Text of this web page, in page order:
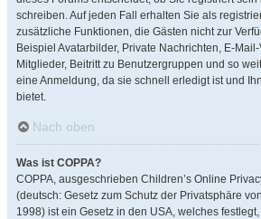
schreiben. Auf jeden Fall erhalten Sie als
zusätzliche Funktionen, die Gästen nicht zur
Beispiel Avatarbilder, Private Nachrichten, E-
Mitglieder, Beitritt zu Benutzergruppen und so
eine Anmeldung, da sie schnell erledigt ist und
bietet.
Nach oben
Was ist COPPA?
COPPA, ausgeschrieben Children’s Online
(deutsch: Gesetz zum Schutz der Privatsphäre
1998) ist ein Gesetz in den USA, welches